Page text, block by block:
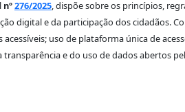
nº276/2025, dispõe sobre os princípios,
digital e da participação dos cidadãos.
uso de plataforma única de
e do uso de dados abertos